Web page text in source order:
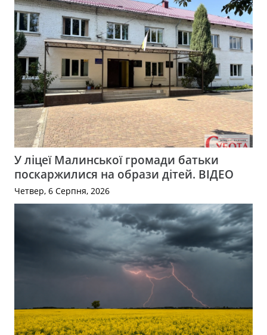
У ліцеї Малинської громади батьки
поскаржилися на образи дітей. ВІДЕО
Четвер, 6 Серпня, 2026